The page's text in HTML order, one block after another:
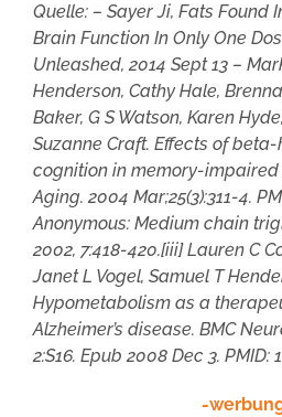
Quelle: – Sayer Ji, Fats Found
Brain Function In Only One
Unleashed, 2014 Sept 13 –
Henderson, Cathy Hale,
Baker, G S Watson, Karen
Suzanne Craft. Effects of
cognition in memory-
Aging. 2004 Mar;25(3):311-4.
Anonymous: Medium chain
2002, 7:418-420.[iii] Lauren C
Janet L Vogel, Samuel T
Hypometabolism as a
Alzheimer’s disease. BMC
2:S16. Epub 2008 Dec 3. PMID:
-